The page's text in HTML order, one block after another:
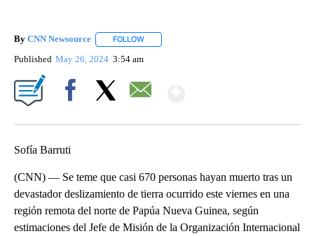
By CNN Newsource FOLLOW
Published May 26, 2024 3:54 am
Sofía Barruti
(CNN) — Se teme que casi 670 personas hayan muerto tras un
devastador deslizamiento de tierra ocurrido este viernes en una
región remota del norte de Papúa Nueva Guinea, según
estimaciones del Jefe de Misión de la Organización Internacional